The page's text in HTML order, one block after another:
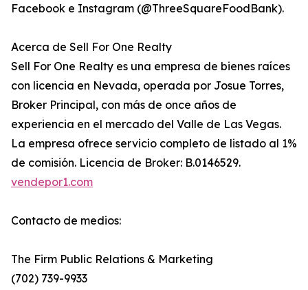
Facebook e Instagram (@ThreeSquareFoodBank).
Acerca de Sell For One Realty
Sell For One Realty es una empresa de bienes raíces
con licencia en Nevada, operada por Josue Torres,
Broker Principal, con más de once años de
experiencia en el mercado del Valle de Las Vegas.
La empresa ofrece servicio completo de listado al 1%
de comisión. Licencia de Broker: B.0146529.
vendepor1.com
Contacto de medios:
The Firm Public Relations & Marketing
(702) 739-9933